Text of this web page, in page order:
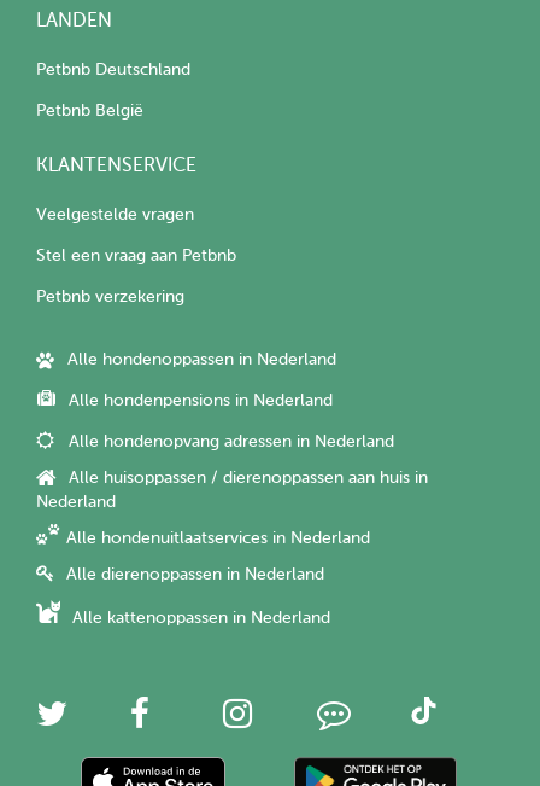
LANDEN
Petbnb Deutschland
Petbnb België
KLANTENSERVICE
Veelgestelde vragen
Stel een vraag aan Petbnb
Petbnb verzekering
Alle hondenoppassen in Nederland
Alle hondenpensions in Nederland
Alle hondenopvang adressen in Nederland
Alle huisoppassen / dierenoppassen aan huis in
Nederland
Alle hondenuitlaatservices in Nederland
Alle dierenoppassen in Nederland
Alle kattenoppassen in Nederland